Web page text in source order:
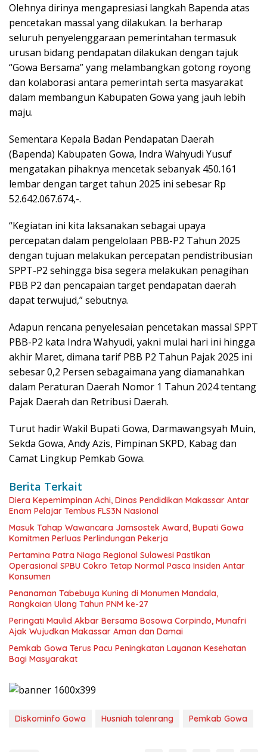
Olehnya dirinya mengapresiasi langkah Bapenda atas
pencetakan massal yang dilakukan. Ia berharap
seluruh penyelenggaraan pemerintahan termasuk
urusan bidang pendapatan dilakukan dengan tajuk
“Gowa Bersama” yang melambangkan gotong royong
dan kolaborasi antara pemerintah serta masyarakat
dalam membangun Kabupaten Gowa yang jauh lebih
maju.
Sementara Kepala Badan Pendapatan Daerah
(Bapenda) Kabupaten Gowa, Indra Wahyudi Yusuf
mengatakan pihaknya mencetak sebanyak 450.161
lembar dengan target tahun 2025 ini sebesar Rp
52.642.067.674,-.
“Kegiatan ini kita laksanakan sebagai upaya
percepatan dalam pengelolaan PBB-P2 Tahun 2025
dengan tujuan melakukan percepatan pendistribusian
SPPT-P2 sehingga bisa segera melakukan penagihan
PBB P2 dan pencapaian target pendapatan daerah
dapat terwujud,” sebutnya.
Adapun rencana penyelesaian pencetakan massal SPPT
PBB-P2 kata Indra Wahyudi, yakni mulai hari ini hingga
akhir Maret, dimana tarif PBB P2 Tahun Pajak 2025 ini
sebesar 0,2 Persen sebagaimana yang diamanahkan
dalam Peraturan Daerah Nomor 1 Tahun 2024 tentang
Pajak Daerah dan Retribusi Daerah.
Turut hadir Wakil Bupati Gowa, Darmawangsyah Muin,
Sekda Gowa, Andy Azis, Pimpinan SKPD, Kabag dan
Camat Lingkup Pemkab Gowa.
Berita Terkait
Diera Kepemimpinan Achi, Dinas Pendidikan Makassar Antar
Enam Pelajar Tembus FLS3N Nasional
Masuk Tahap Wawancara Jamsostek Award, Bupati Gowa
Komitmen Perluas Perlindungan Pekerja
Pertamina Patra Niaga Regional Sulawesi Pastikan
Operasional SPBU Cokro Tetap Normal Pasca Insiden Antar
Konsumen
Penanaman Tabebuya Kuning di Monumen Mandala,
Rangkaian Ulang Tahun PNM ke-27
Peringati Maulid Akbar Bersama Bosowa Corpindo, Munafri
Ajak Wujudkan Makassar Aman dan Damai
Pemkab Gowa Terus Pacu Peningkatan Layanan Kesehatan
Bagi Masyarakat
Diskominfo Gowa Husniah talenrang Pemkab Gowa